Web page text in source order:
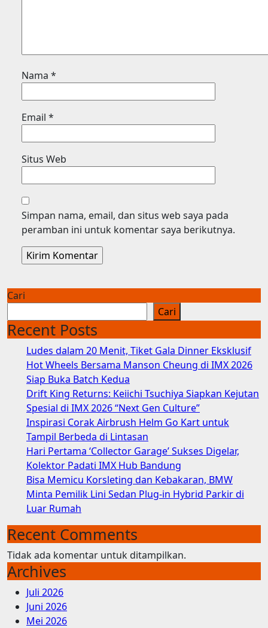
Nama *
Email *
Situs Web
Simpan nama, email, dan situs web saya pada
peramban ini untuk komentar saya berikutnya.
Cari
Cari
Recent Posts
Ludes dalam 20 Menit, Tiket Gala Dinner Eksklusif
Hot Wheels Bersama Manson Cheung di IMX 2026
Siap Buka Batch Kedua
Drift King Returns: Keiichi Tsuchiya Siapkan Kejutan
Spesial di IMX 2026 “Next Gen Culture”
Inspirasi Corak Airbrush Helm Go Kart untuk
Tampil Berbeda di Lintasan
Hari Pertama ‘Collector Garage’ Sukses Digelar,
Kolektor Padati IMX Hub Bandung
Bisa Memicu Korsleting dan Kebakaran, BMW
Minta Pemilik Lini Sedan Plug-in Hybrid Parkir di
Luar Rumah
Recent Comments
Tidak ada komentar untuk ditampilkan.
Archives
Juli 2026
Juni 2026
Mei 2026